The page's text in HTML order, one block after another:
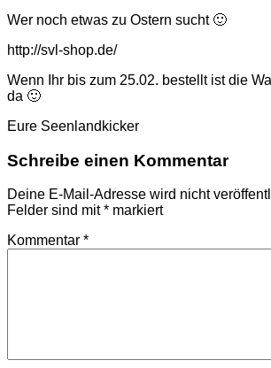
Wer noch etwas zu Ostern sucht 🙂
http://svl-shop.de/
Wenn Ihr bis zum 25.02. bestellt ist die
da 🙂
Eure Seenlandkicker
Schreibe einen Kommentar
Deine E-Mail-Adresse wird nicht
Felder sind mit* markiert
Kommentar *